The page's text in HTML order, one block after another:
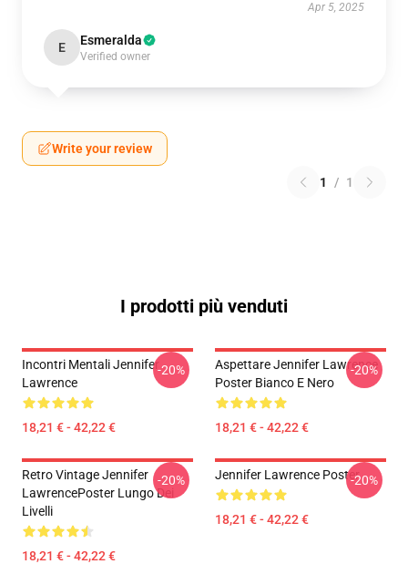
Apr 5, 2025
E Esmeralda
Verified owner
Write your review
1 / 1
I prodotti più venduti
Incontri Mentali Jennifer
Lawrence
18,21 € - 42,22 €
-20%
Aspettare Jennifer Lawrence
Poster Bianco E Nero
18,21 € - 42,22 €
-20%
Retro Vintage Jennifer
LawrencePoster Lungo Dei
Livelli
18,21 € - 42,22 €
-20% Jennifer Lawrence Poster
18,21 € - 42,22 €
-20%